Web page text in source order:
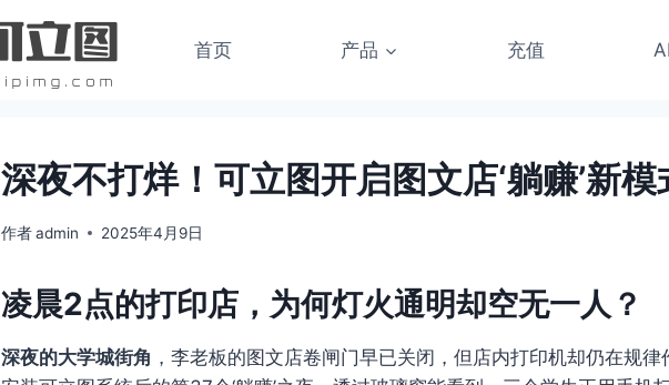
首页 产品 充值
深夜不打烊！可立图开启图文店‘躺赚’新模
作者admin 2025年4月9日
凌晨2点的打印店，为何灯火通明却空无一人？
深夜的大学城街角 ，李老板的图文店卷闸门早已关闭，但店内打印机却仍在规